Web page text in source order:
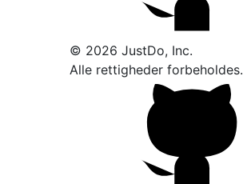
© 2026 JustDo, Inc.
Alle rettigheder forbeholdes.